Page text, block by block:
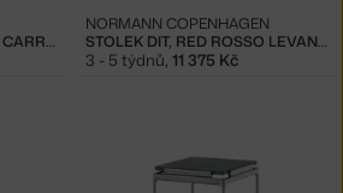
STOLEK DIT, GREY WHITE CARRARA STOLEK DIT, RED ROSSO LEVANTO
NORMANN COPENHAGEN
3 - 5 týdnů, 11 375 Kč